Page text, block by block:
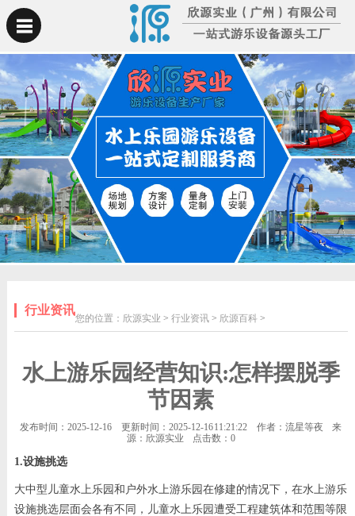
行业资讯
您的位置： 欣源实业 > 行业资讯> 欣源百科>
水上游乐园经营知识:怎样摆脱季
节因素
发布时间：2025-12-16 更新时间：2025-12-16 11:21:22 作者：流星等夜
来
源：欣源实业
点击数：0
1.设施挑选
大中型儿童水上乐园和户外水上游乐园在修建的情况下，在水上游乐
设施挑选层面会各有不同，儿童水上乐园遭受工程建筑体和范围等限